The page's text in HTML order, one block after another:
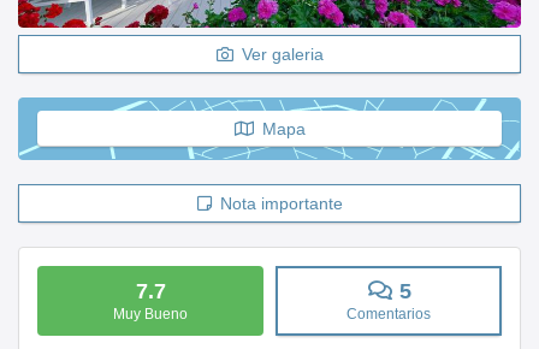
Ver galeria
Mapa
Nota importante
7.7
Muy Bueno
5
Comentarios